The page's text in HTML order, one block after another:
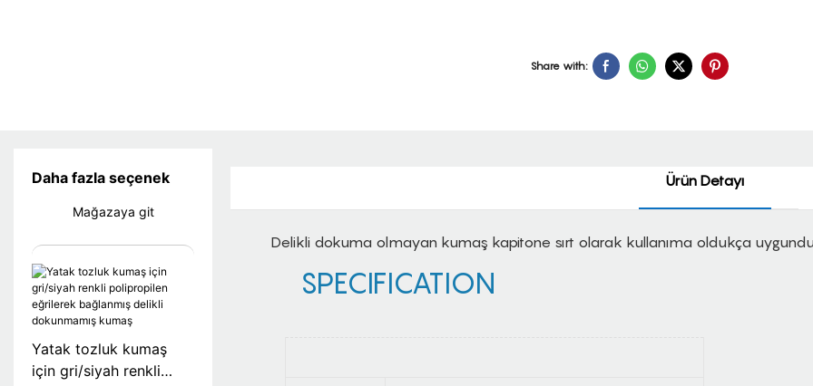
Share with:
Ürün Detayı
Delikli dokuma olmayan kumaş kapitone sırt olarak kullanıma oldukça
SPECIFICATION
Daha fazla seçenek
Mağazaya git
Yatak tozluk kumaş
için gri/siyah renkli